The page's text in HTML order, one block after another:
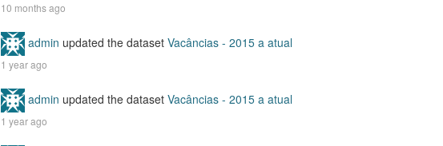
10 months ago
admin updated the dataset Vacâncias - 2015 a atual
1 year ago
admin updated the dataset Vacâncias - 2015 a atual
1 year ago